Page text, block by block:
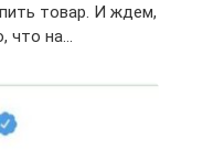
товар. И ждем,
что на…